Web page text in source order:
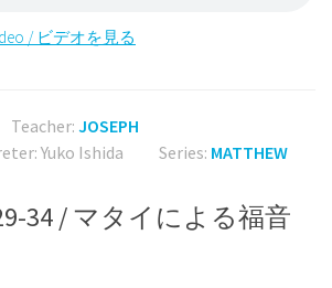
/ ビデオを見る
Teacher: JOSEPH
Yuko Ishida Series: MATTHEW
34 / マタイによる福音